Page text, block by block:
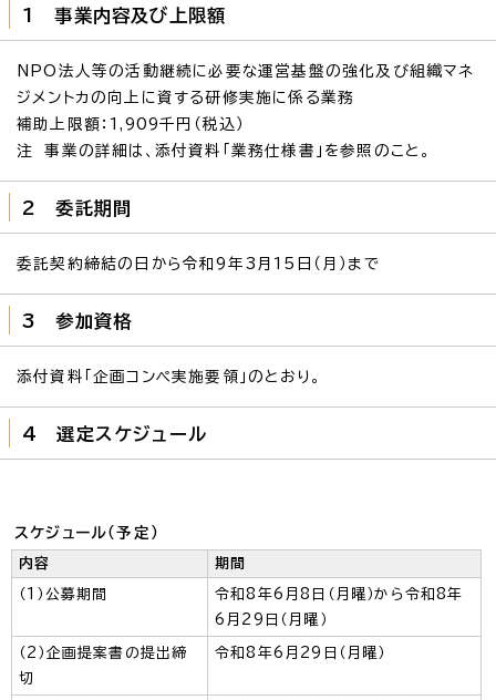
1 事業内容及び上限額
NPO法人等の活動継続に必要な運営基盤の強化及び組織マネ
ジメントカの向上に資する研修実施に係る業務
補助上限額：1,909千円（税込）
注 事業の詳細は、添付資料「業務仕様書」を参照のこと。
2 委託期間
委託契約締結の日から令和9年3月15日（月）まで
3 参加資格
添付資料「企画コンペ実施要領」のとおり。
4 選定スケジュール
スケジュール（予定）
内容 期間
（1）公募期間
令和8年6月8日（月曜）から令和8年
6月29日（月曜）
（2）企画提案書の提出締
切
令和8年6月29日（月曜）